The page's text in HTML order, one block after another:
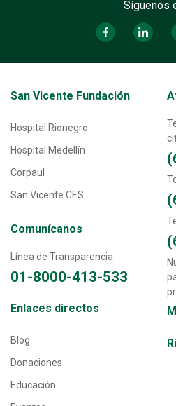
Síguenos
Transversal - Menú San Vicente
San Vicente Fundación
Hospital Rionegro
Hospital Medellín
Corpaul
San Vicente CES
Comunícanos
Línea de Transparencia
01-8000-413-533
Transversal - Menú enlaces directos
Enlaces directos
Blog
Donaciones
Educación